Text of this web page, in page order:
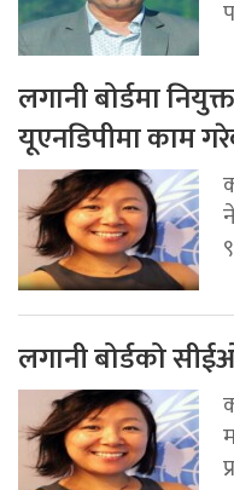
लगानी बोर्डमा
यूएनडिपीमा काम
लगानी बोर्डको